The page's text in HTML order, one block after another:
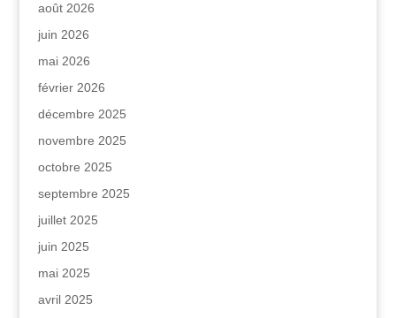
août 2026
juin 2026
mai 2026
février 2026
décembre 2025
novembre 2025
octobre 2025
septembre 2025
juillet 2025
juin 2025
mai 2025
avril 2025